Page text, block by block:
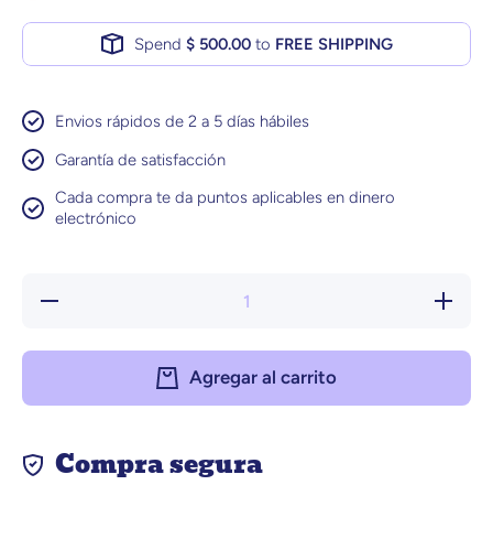
Spend $ 500.00to FREE SHIPPING
Envios rápidos de 2 a 5 días hábiles
Garantía de satisfacción
Cada compra te da puntos aplicables en dinero
electrónico
para
Agregar al carrito
Compra segura